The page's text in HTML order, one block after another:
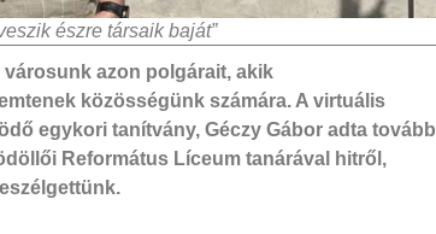
észre társaik baját”
azon polgárait, akik
közösségünk számára. A virtuális
egykori tanítvány, Géczy Gábor adta tovább
Református Líceum tanárával hitről,